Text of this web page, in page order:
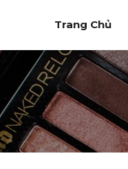
Trang Chủ